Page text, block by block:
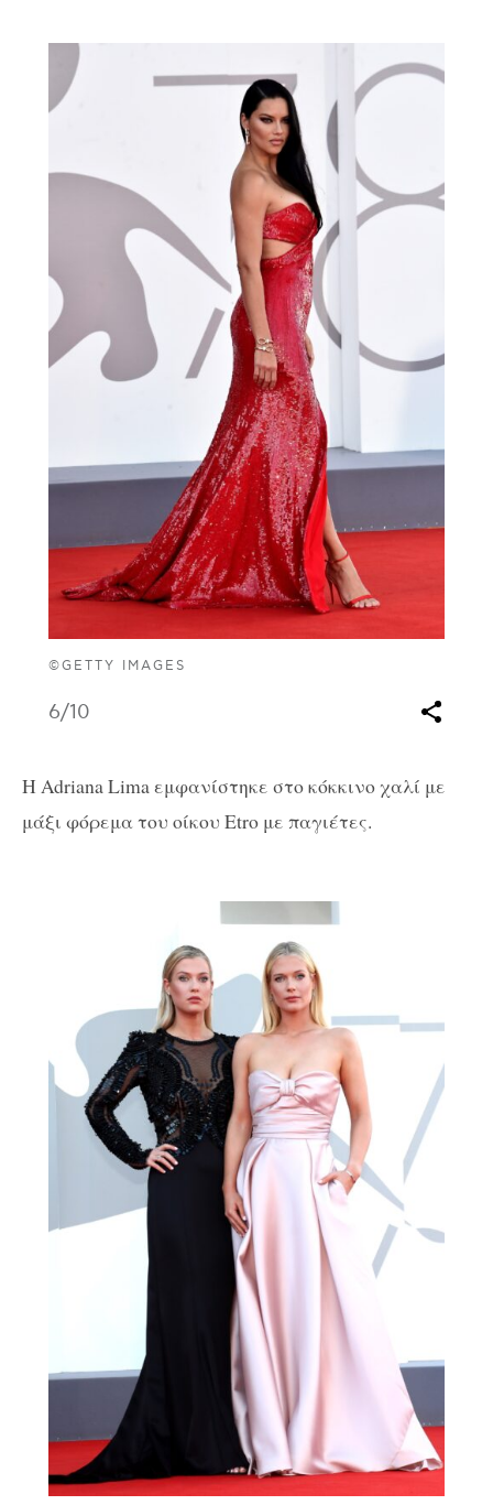
©GETTY IMAGES
6/10
H Adriana Lima εμφανίστηκε στο κόκκινο χαλί με
μάξι φόρεμα του οίκου Etro με παγιέτες.